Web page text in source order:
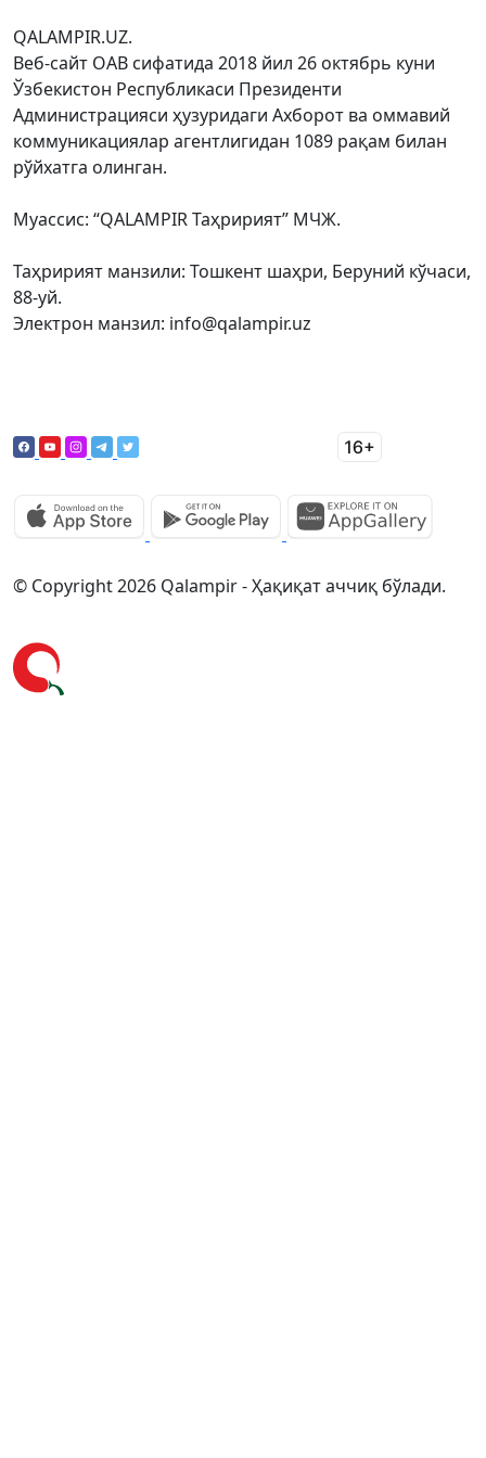
QALAMPIR.UZ.
Веб-сайт ОАВ сифатида 2018 йил 26 октябрь куни
Ўзбекистон Республикаси Президенти
Администрацияси ҳузуридаги Ахборот ва оммавий
коммуникациялар агентлигидан 1089 рақам билан
рўйхатга олинган.
Муассис: “QALAMPIR Таҳририят” МЧЖ.
Таҳририят манзили: Тошкент шаҳри, Беруний кўчаси,
88-уй.
Электрон манзил: info@qalampir.uz
© Copyright 2026 Qalampir - Ҳақиқат аччиқ бўлади.